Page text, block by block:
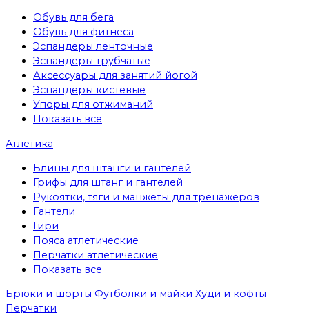
Обувь для бега
Обувь для фитнеса
Эспандеры ленточные
Эспандеры трубчатые
Аксессуары для занятий йогой
Эспандеры кистевые
Упоры для отжиманий
Показать все
Атлетика
Блины для штанги и гантелей
Грифы для штанг и гантелей
Рукоятки, тяги и манжеты для тренажеров
Гантели
Гири
Пояса атлетические
Перчатки атлетические
Показать все
Брюки и шорты Футболки и майки Худи и кофты
Перчатки